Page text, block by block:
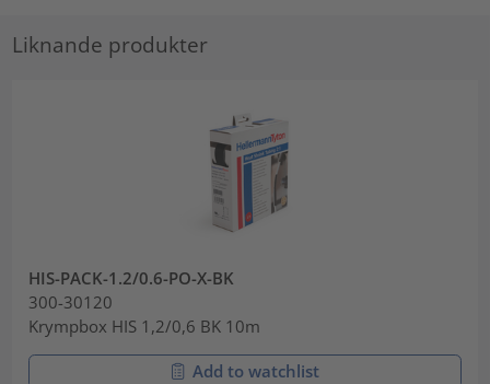
Liknande produkter
HIS-PACK-1.2/0.6-PO-X-BK
300-30120
Krympbox HIS 1,2/0,6 BK 10m
Add to watchlist